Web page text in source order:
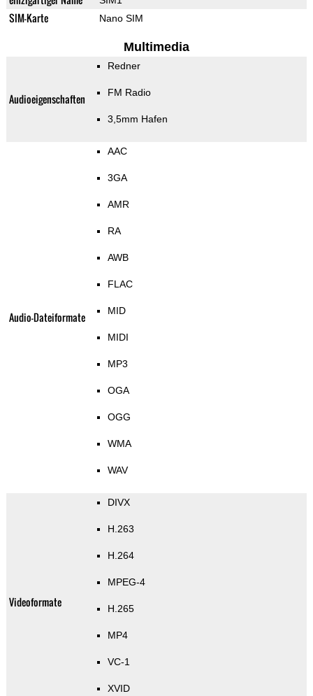
SIM-Karte Nano SIM
Multimedia
Audioeigenschaften
Redner
FM Radio
3,5mm Hafen
Audio-Dateiformate
AAC
3GA
AMR
RA
AWB
FLAC
MID
MIDI
MP3
OGA
OGG
WMA
WAV
Videoformate
DIVX
H.263
H.264
MPEG-4
H.265
MP4
VC-1
XVID